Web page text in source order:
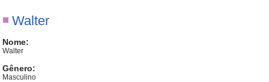
Walter
Nome:
Walter
Gênero:
Masculino